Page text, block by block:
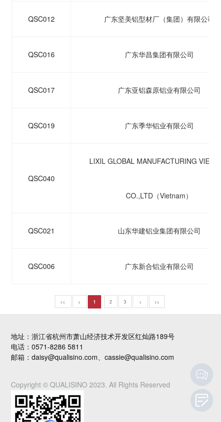
QSC012 广东坚美铝型材厂（集团）有限公司
QSC016 广东华昌集团有限公司
QSC017 广东亚铝森原铝业有限公司
QSC019 广东季华铝业有限公司
QSC040
LIXIL GLOBAL MANUFACTURING
CO.,LTD（Vietnam）
QSC021 山东华建铝业集团有限公司
QSC006 广东新合铝业有限公司
<< < 1 2 3 > >>
地址：浙江省杭州市萧山经济技术开发区红灿路189号
电话：0571-8286 5811
邮箱：daisy@qualisino.com、cassie@qualisino.com
Copyright © QUALISINO 2023. All Rights Reserved